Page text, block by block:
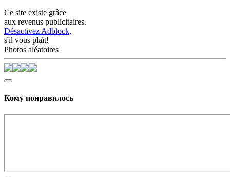
Ce site existe grâce
aux revenus publicitaires.
Désactivez Adblock,
s'il vous plaît!
Photos aléatoires
Кому понравилось